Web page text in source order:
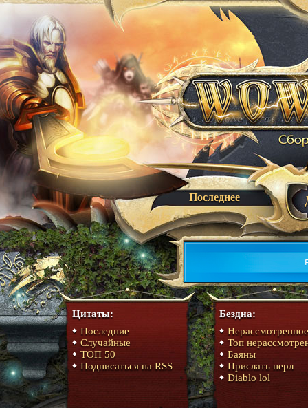
Последнее
Цитаты:
Последние
Случайные
ТОП 50
Подписаться на RSS
Бездна:
Нерассмотренное
Топ
Баяны
Прислать перл
Diablo lol